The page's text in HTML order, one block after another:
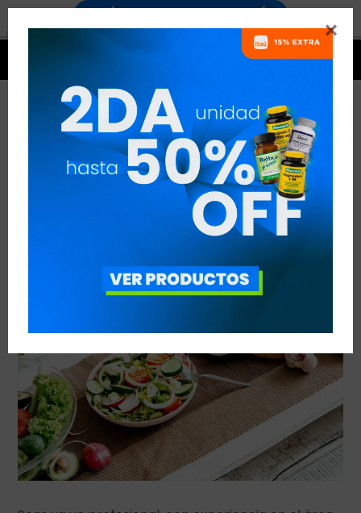

¿TE ABURREN LOS PLATOS SALUDABLES?
VER TODAS LAS ENTRADAS
Nutrición